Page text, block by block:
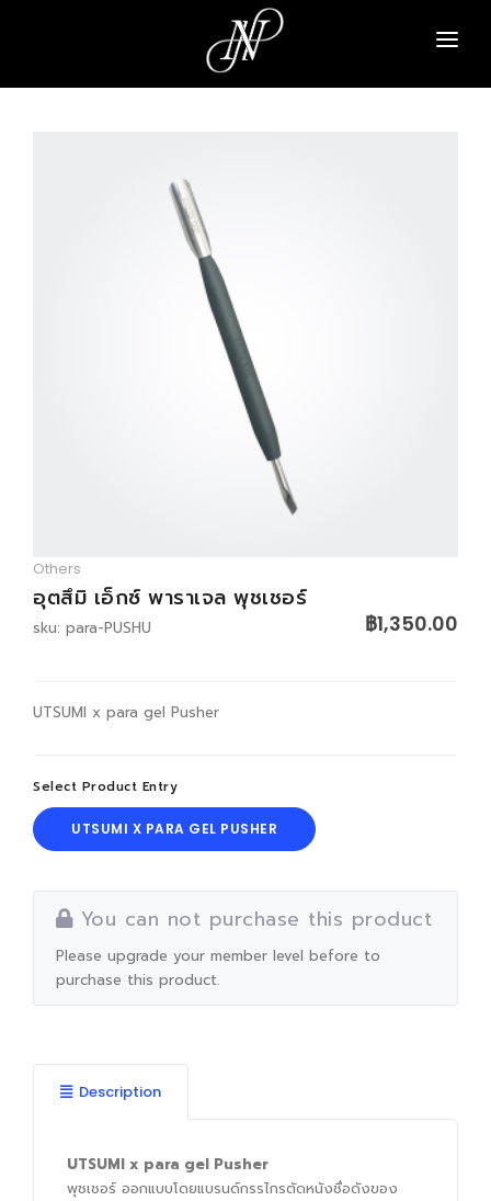
NAVI A
SIGN UP
Others
อุตสึมิ เอ็กซ์ พาราเจล พุชเชอร์
sku: para-PUSHU ฿1,350.00
UTSUMI x para gel Pusher
Select Product Entry
UTSUMI X PARA GEL PUSHER
You can not purchase this product
Please upgrade your member level before to
purchase this product.
Description
UTSUMI x para gel Pusher
พุชเชอร์ ออกแบบโดยแบรนด์กรรไกรตัดหนังชื่อดังของ